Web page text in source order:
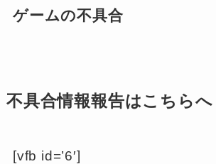
ゲームの不具合
不具合情報報告はこちらへ
[vfb id=’6′]